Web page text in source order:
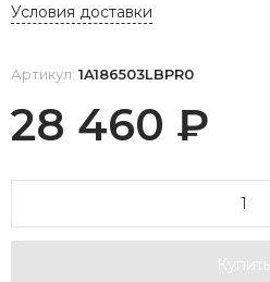
Условия доставки
Артикул: 1A186503LBPR0
28 460 ₽
Купить